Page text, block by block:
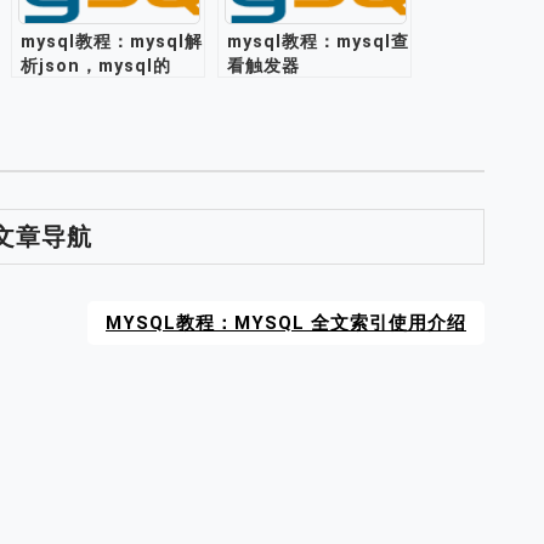
mysql教程：mysql解
析json，mysql的
mysql教程：mysql查
看触发器
章导航
MYSQL教程：MYSQL 全文索引使用介绍